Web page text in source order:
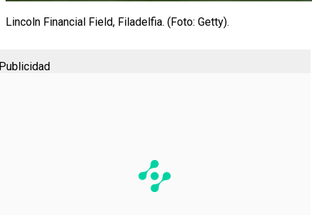
Lincoln Financial Field, Filadelfia. (Foto: Getty).